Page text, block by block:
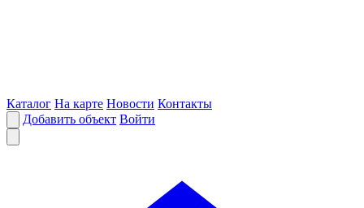
Каталог На карте Новости Контакты
Добавить объект Войти